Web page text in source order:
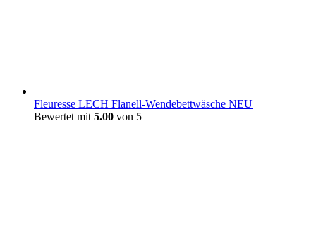
Fleuresse LECH Flanell-Wendebettwäsche NEU
Bewertet mit5.00 von 5